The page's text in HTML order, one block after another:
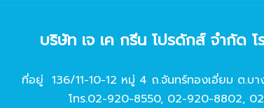
บริษัท เจ เค กรีน โปรดักส์ จํากัด
ที่อยู่ 136/11-10-12 หมู่ 4 ถ.จันทร์ทองเอี่ยม ต.บ
โทร.02-920-8550, 02-920-8802,